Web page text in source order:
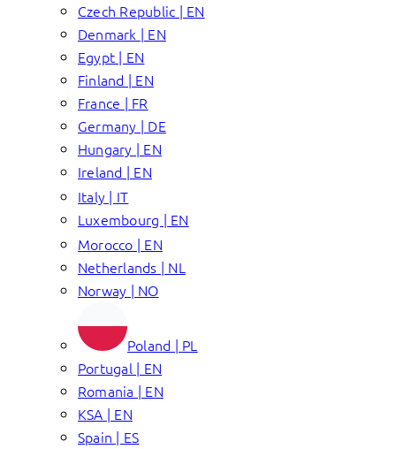
Czech Republic | EN
Denmark | EN
Egypt | EN
Finland | EN
France | FR
Germany | DE
Hungary | EN
Ireland | EN
Italy | IT
Luxembourg | EN
Morocco | EN
Netherlands | NL
Norway | NO
Poland | PL
Portugal | EN
Romania | EN
KSA | EN
Spain | ES